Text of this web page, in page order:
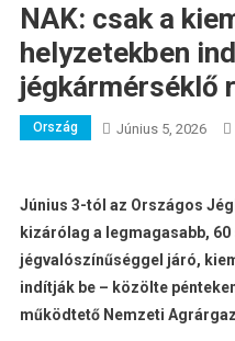
NAK: csak a
helyzetekben
jégkármérséklő
Ország Június 5, 2026
Június 3-tól az Országos
kizárólag a legmagasabb,
jégvalószínűséggel járó,
indítják be – közölte
működtető Nemzeti